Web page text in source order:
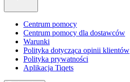
Centrum pomocy
Centrum pomocy dla dostawców
Warunki
Polityka dotycząca opinii klientów
Polityka prywatności
Aplikacja Tiqets